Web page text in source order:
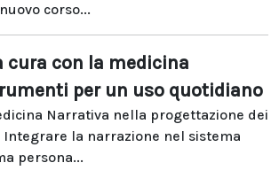
corso...
cura con la medicina
per un uso quotidiano
Narrativa nella progettazione dei
Integrare la narrazione nel sistema
persona...